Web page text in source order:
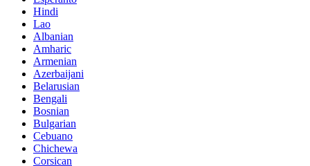
Hindi
Lao
Albanian
Amharic
Armenian
Azerbaijani
Belarusian
Bengali
Bosnian
Bulgarian
Cebuano
Chichewa
Corsican